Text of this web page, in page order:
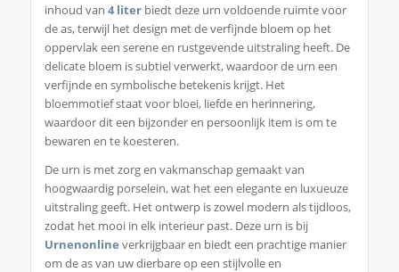
inhoud van 4 literbiedt deze urn voldoende ruimte voor
de as, terwijl het design met de verfijnde bloem op het
oppervlak een serene en rustgevende uitstraling heeft. De
delicate bloem is subtiel verwerkt, waardoor de urn een
verfijnde en symbolische betekenis krijgt. Het
bloemmotief staat voor bloei, liefde en herinnering,
waardoor dit een bijzonder en persoonlijk item is om te
bewaren en te koesteren.
De urn is met zorg en vakmanschap gemaakt van
hoogwaardig porselein, wat het een elegante en luxueuze
uitstraling geeft. Het ontwerp is zowel modern als tijdloos,
zodat het mooi in elk interieur past. Deze urn is bij
Urnenonline verkrijgbaar en biedt een prachtige manier
om de as van uw dierbare op een stijlvolle en